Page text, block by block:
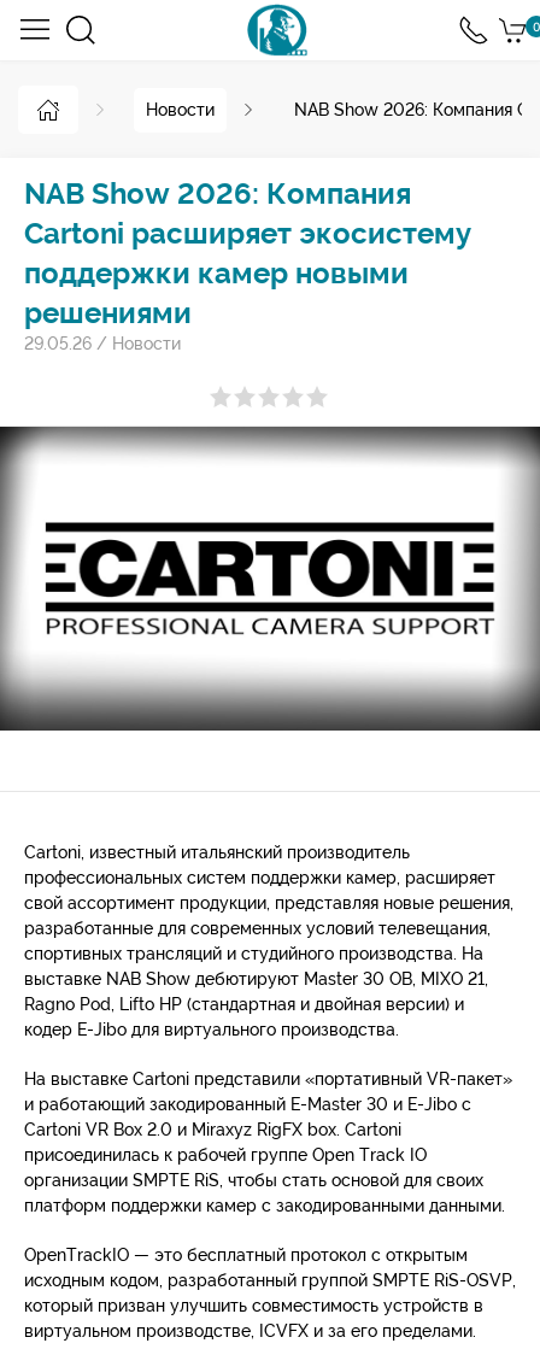
0
Новости NAB Show 2026: Компания
NAB Show 2026: Компания
Cartoni расширяет экосистему
поддержки камер новыми
решениями
29.05.26 / Новости
Cartoni, известный итальянский производитель
профессиональных систем поддержки камер, расширяет
свой ассортимент продукции, представляя новые решения,
разработанные для современных условий телевещания,
спортивных трансляций и студийного производства. На
выставке NAB Show дебютируют Master 30 OB, MIXO 21,
Ragno Pod, Lifto HP (стандартная и двойная версии) и
кодер E-Jibo для виртуального производства.
На выставке Cartoni представили «портативный VR-пакет»
и работающий закодированный E-Master 30 и E-Jibo с
Cartoni VR Box 2.0 и Miraxyz RigFX box. Cartoni
присоединилась к рабочей группе Open Track IO
организации SMPTE RiS, чтобы стать основой для своих
платформ поддержки камер с закодированными данными.
OpenTrackIO — это бесплатный протокол с открытым
исходным кодом, разработанный группой SMPTE RiS-OSVP,
который призван улучшить совместимость устройств в
виртуальном производстве, ICVFX и за его пределами.